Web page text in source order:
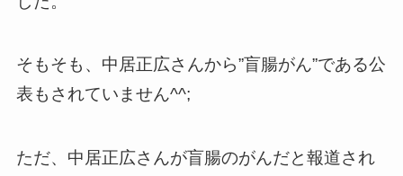
そもそも、中居正広さんから”盲腸がん”である公
表もされていません^^;
ただ、中居正広さんが盲腸のがんだと報道され